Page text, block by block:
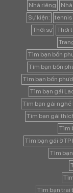
Nhà riêng
Sự kiện:
tennis
Thời sự
Thời
Tìm bạn bốn
Tìm bạn bốn
Tìm bạn bốn
Tìm bạn gái
Tìm bạn gái nghề
Tìm bạn gái
Tìm
Tìm bạn gái ở TP
Tìm
Tìm bạn trai